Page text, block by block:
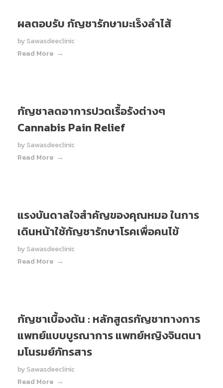
ผลตอบรับ กัญชารักษามะเร็งลำไส้
bySawasdeeclinic
Read More
กัญชาลดอาการปวดเรื้อรังต่างๆ
Cannabis Pain Relief
bySawasdeeclinic
Read More
แรงบันดาลใจสำคัญของคุณหมอ ในการ
เดินหน้าใช้กัญชารักษาโรคเพื่อคนไข้
bySawasdeeclinic
Read More
กัญชาเบื้องต้น : หลักสูตรกัญชาทางการ
แพทย์แบบบูรณาการ แพทย์หญิงจินตนา
มโนรมย์ภัทรสาร
bySawasdeeclinic
Read More